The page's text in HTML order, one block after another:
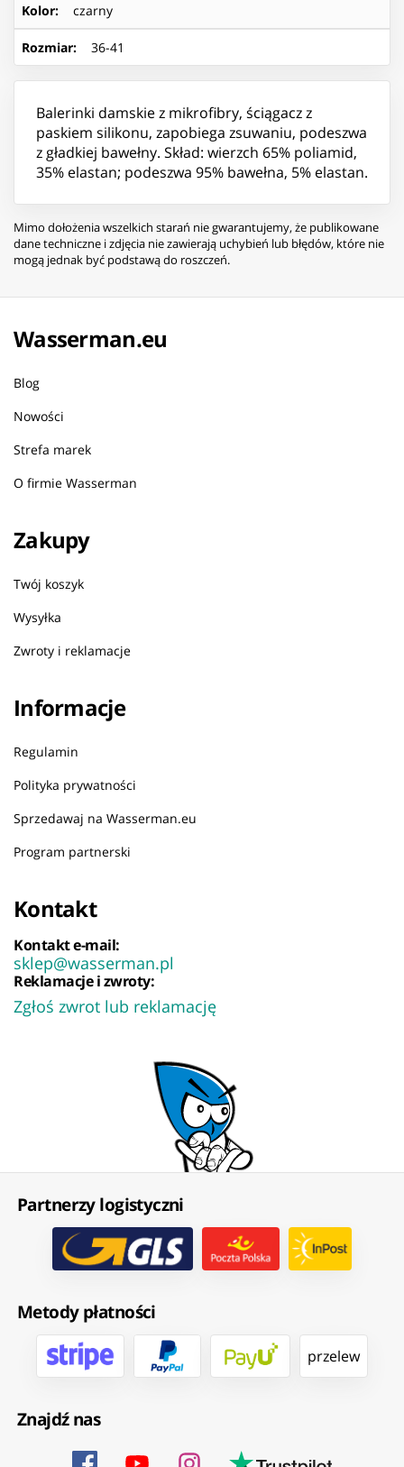
Kolor: czarny
Rozmiar: 36-41
Balerinki damskie z mikrofibry, ściągacz z
paskiem silikonu, zapobiega zsuwaniu, podeszwa
z gładkiej bawełny. Skład: wierzch 65% poliamid,
35% elastan; podeszwa 95% bawełna, 5% elastan.
Mimo dołożenia wszelkich starań nie gwarantujemy, że publikowane
dane techniczne i zdjęcia nie zawierają uchybień lub błędów, które nie
mogą jednak być podstawą do roszczeń.
Wasserman.eu
Blog
Nowości
Strefa marek
O firmie Wasserman
Zakupy
Twój koszyk
Wysyłka
Zwroty i reklamacje
Informacje
Regulamin
Polityka prywatności
Sprzedawaj na Wasserman.eu
Program partnerski
Kontakt
Kontakt e-mail:
sklep@wasserman.pl
Reklamacje i zwroty:
Zgłoś zwrot lub reklamację
Partnerzy logistyczni
Metody płatności
przelew
Znajdź nas